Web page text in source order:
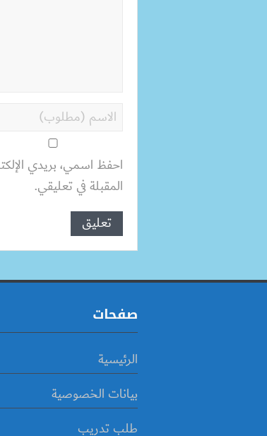
احفظ اسمي، بريدي
المقبلة في تعليقي.
صفحات
الرئيسية
بيانات الخصوصية
طلب تدريب